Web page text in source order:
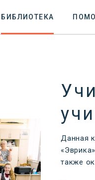
БИБЛИОТЕКА
Данная
также